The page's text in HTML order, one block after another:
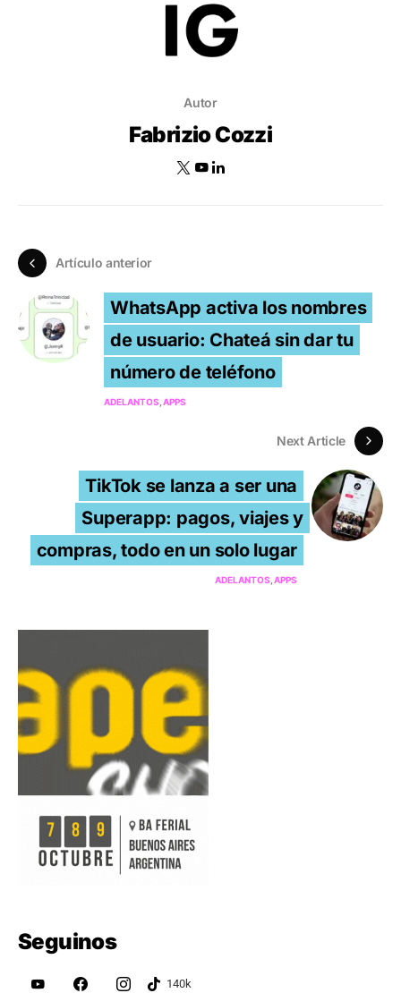
Autor
Fabrizio Cozzi
Artículo anterior
WhatsApp activa los nombres
de usuario: Chateá sin dar tu
número de teléfono
ADELANTOS APPS
Next Article
TikTok se lanza a ser una
Superapp: pagos, viajes y
compras, todo en un solo lugar
ADELANTOS APPS
Seguinos